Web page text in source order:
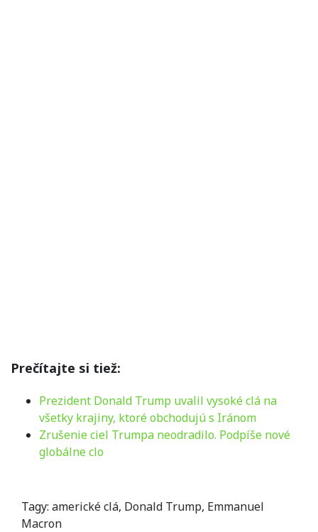
Prečítajte si tiež:
Prezident Donald Trump uvalil vysoké clá na
všetky krajiny, ktoré obchodujú s Iránom
Zrušenie ciel Trumpa neodradilo. Podpíše nové
globálne clo
Tagy: americké clá, Donald Trump, Emmanuel
Macron